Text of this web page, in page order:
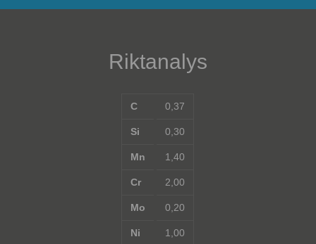
Riktanalys
C
Si
Mn
Cr
Mo
Ni
0,37
0,30
1,40
2,00
0,20
1,00